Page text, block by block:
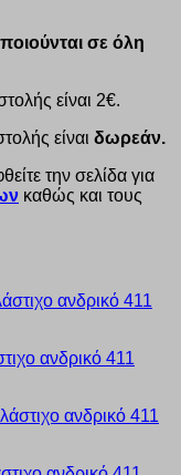
σε όλη
είναι 2€.
είναι δωρεάν.
την σελίδα για
καθώς και τους
ανδρικό 411